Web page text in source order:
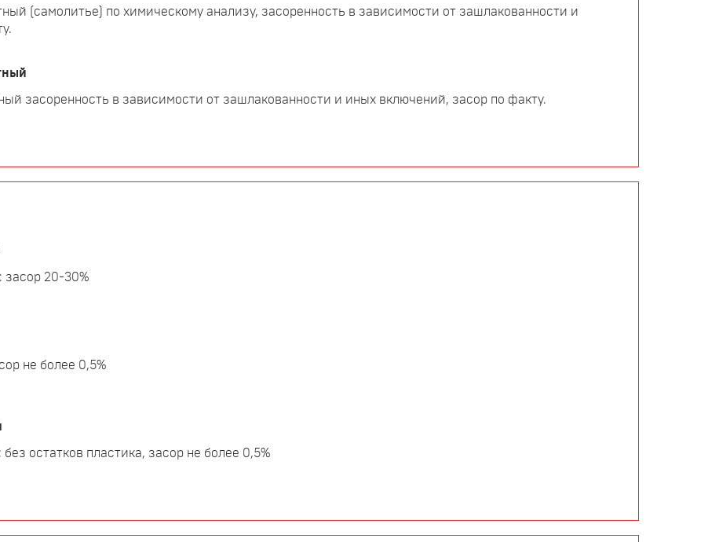
(самолитье) по химическому анализу, засоренность в зависимости от зашлакованности и
засоренность в зависимости от зашлакованности и иных включений, засор по факту.
засор 20-30%
не более 0,5%
остатков пластика, засор не более 0,5%